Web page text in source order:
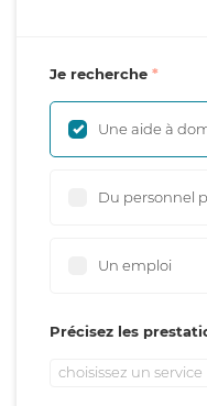
Je recherche
Une aide à
Du personnel
Un emploi
Précisez les
choisissez un service